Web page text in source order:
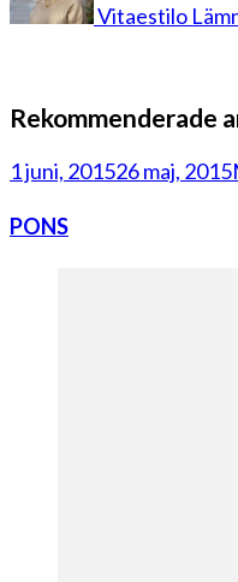
Vitaestilo
Rekommenderade
1 juni, 201526 maj, 2015
PONS